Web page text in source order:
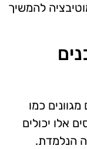
להמשיך
כמו
אלו יכולים
הנלמדת.